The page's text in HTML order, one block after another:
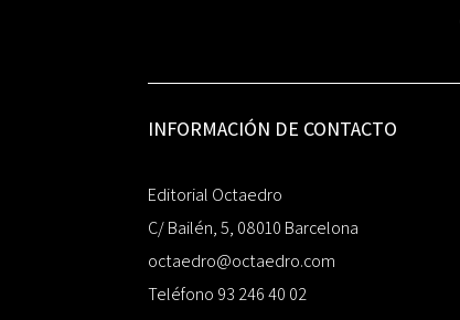
INFORMACIÓN DE CONTACTO
Editorial Octaedro
C/ Bailén, 5, 08010 Barcelona
octaedro@octaedro.com
Teléfono 93 246 40 02